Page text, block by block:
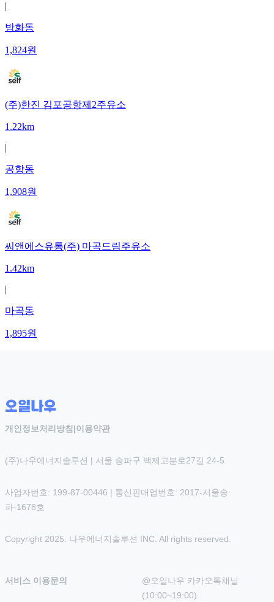
|
방화동
1,824원
(주)한진 김포공항제2주유소
1.22km
|
공항동
1,908원
씨앤에스유통(주) 마곡드림주유소
1.42km
|
마곡동
1,895원
개인정보처리방침 |이용약관
(주)나우에너지솔루션 | 서울 송파구 백제고분로27길 24-5
사업자번호: 199-87-00446 | 통신판매업번호: 2017-서울송
파-1678호
Copyright 2025. 나우에너지솔루션 INC. All rights reserved.
서비스 이용문의
@오일나우 카카오톡채널
(10:00~19:00)